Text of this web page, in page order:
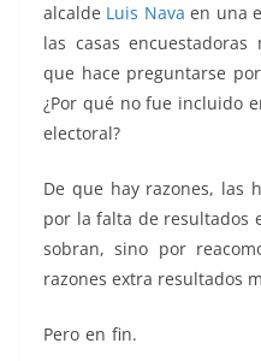
alcalde Luis Nava en una
las casas
que hace preguntarse
¿Por qué no fue incluido
electoral?
De que hay razones, las
por la falta de resultados
sobran, sino por
razones extra resultados
Pero en fin.